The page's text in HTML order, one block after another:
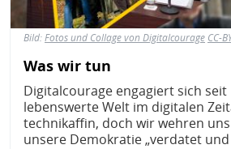
Bild:Fotos und Collage von Digitalcourage CC-
Was wir tun
Digitalcourage engagiert sich seit
lebenswerte Welt im digitalen
technikaffin, doch wir wehren
unsere Demokratie „verdatet